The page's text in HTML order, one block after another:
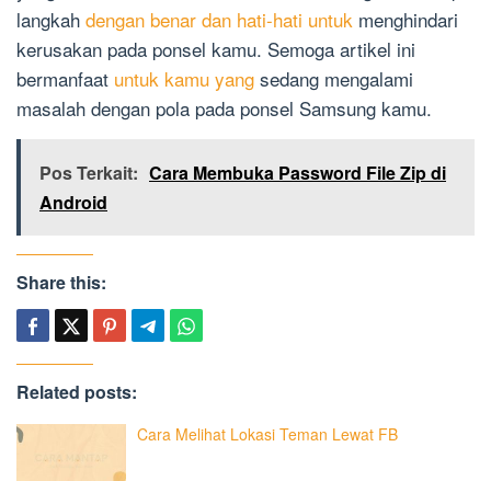
langkah dengan benar dan hati-hati untuk menghindari
kerusakan pada ponsel kamu. Semoga artikel ini
bermanfaat untuk kamu yang sedang mengalami
masalah dengan pola pada ponsel Samsung kamu.
Pos Terkait: Cara Membuka Password File Zip di
Android
Share this:
Related posts:
Cara Melihat Lokasi Teman Lewat FB